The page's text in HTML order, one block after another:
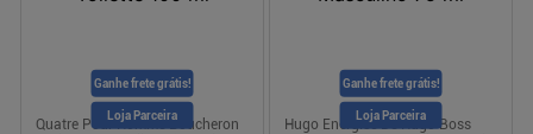
Ganhe frete grátis!
Loja Parceira
Quatre Pour Homme Boucheron
Ganhe frete grátis!
Loja Parceira
Hugo Energise De Hugo Boss